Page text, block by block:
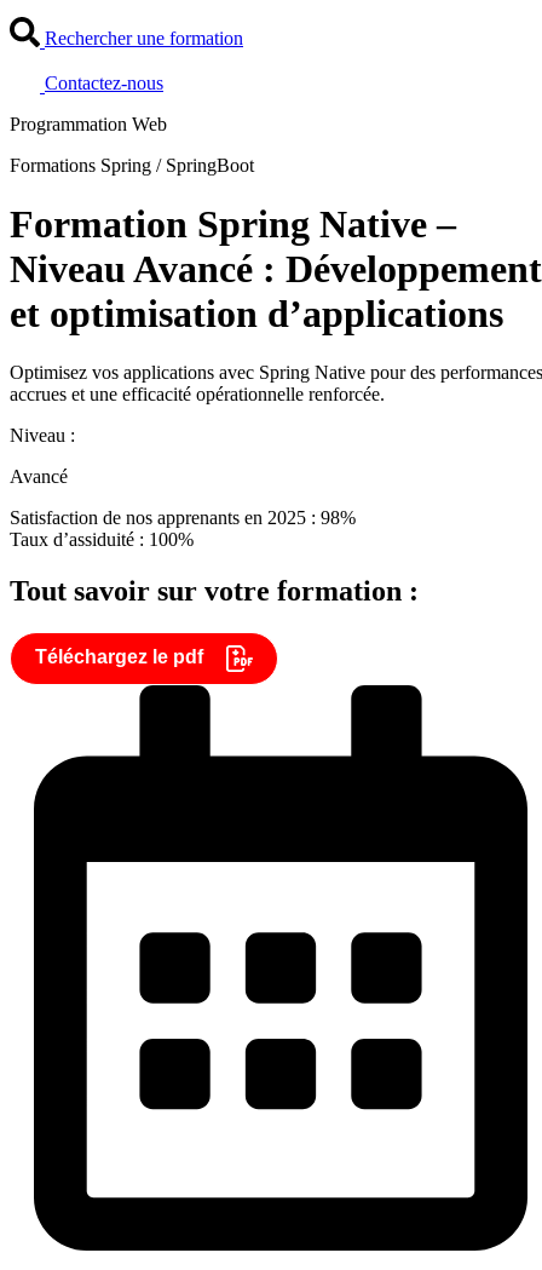
Rechercher une formation
Contactez-nous
Programmation Web
Formations Spring / SpringBoot
Formation Spring Native –
Niveau Avancé : Développement
et optimisation d’applications
Optimisez vos applications avec Spring Native pour des performances
accrues et une efficacité opérationnelle renforcée.
Niveau :
Avancé
Satisfaction de nos apprenants en 2025 : 98%
Taux d’assiduité : 100%
Tout savoir sur votre formation :
Téléchargez le pdf